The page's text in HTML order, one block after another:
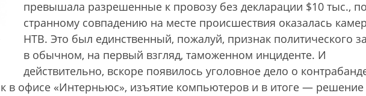
превышала разрешенные к провозу без декларации $10 тыс., по
странному совпадению на месте происшествия оказалась
НТВ. Это был единственный, пожалуй, признак политического
в обычном, на первый взгляд, таможенном инциденте. И
действительно, вскоре появилось уголовное дело о
в офисе «Интерньюс», изъятие компьютеров и в итоге — решение